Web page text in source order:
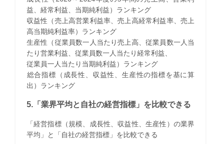
益、経常利益、当期純利益）ランキング
収益性（売上高営業利益率、売上高経常利益率、売上
高当期純利益率）ランキング
生産性（従業員数一人当たり売上高、従業員数一人当
たり営業利益、従業員数一人当たり経常利益、
従業員一人当たり当期純利益）ランキング
​総合指標（成長性、収益性、生産性の指標を基に算
出）ランキング
5.「業界平均と自社の経営指標」を比較できる
「経営指標（規模、成長性、収益性、生産性）の業界
平均」と「自社の経営指標」を比較できる